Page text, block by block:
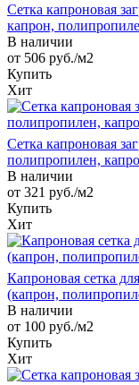
Сетка капроновая
капрон,
В наличии
от 506 руб./м2
Купить
Хит
Сетка капроновая
полипропилен,
В наличии
от 321 руб./м2
Купить
Хит
Капроновая сетка
(капрон,
В наличии
от 100 руб./м2
Купить
Хит